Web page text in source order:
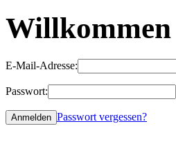
E-Mail-Adresse:
Passwort:
Passwort vergessen?